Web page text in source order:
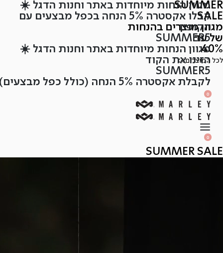
Skip
to
content
מגוון הנחות מיוחדות באתר וחנות הדגל ☀️
קבלו אקסטרה 5% הנחה בכפל מבצעים עם
הקופון
SUMMER5
מגוון הנחות מיוחדות באתר וחנות הדגל ☀️
הזינו את הקוד
SUMMER5
לקבלת אקסטרה 5% הנחה (כולל כפל מבצעים)
SEARCH
OPEN
OPEN
ACCOUNT
DETAILS
0
OPEN
CART
OPEN
DETAILS
SEARCH
OPEN
0
OPEN
CART
SUMMER
SALE
מגוון מוצרים בהנחות
של עד
40%
לכל המוצרים >>
SUMMER SALE